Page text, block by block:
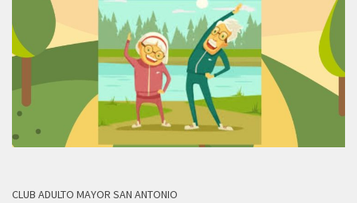
CLUB ADULTO MAYOR SAN ANTONIO